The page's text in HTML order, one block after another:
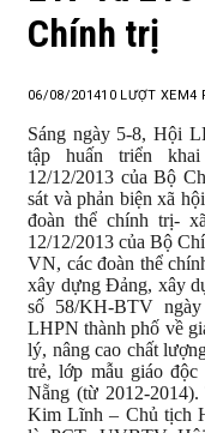
Chính trị
06/08/201410 LƯỢT XEM4
Sáng ngày 5-8, Hội
tập huấn triển
12/12/2013 của Bộ
sát và phản biện xã
đoàn thể chính trị-
12/12/2013 của Bộ
VN, các đoàn thể
xây dựng Đảng, xây
số 58/KH-BTV
LHPN thành phố về
lý, nâng cao chất
trẻ, lớp mẫu giáo
Nẵng (từ 2012-
Kim Lĩnh – Chủ tịch